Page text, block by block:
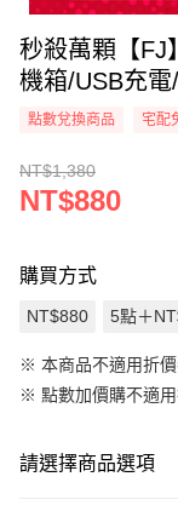
秒殺萬顆【FJ
機箱/USB充
點數兌換商品 宅配
NT$1,380
NT$880
購買方式
NT$880 5點＋
※ 本商品不適用折
※ 點數加價購不適
請選擇商品選項